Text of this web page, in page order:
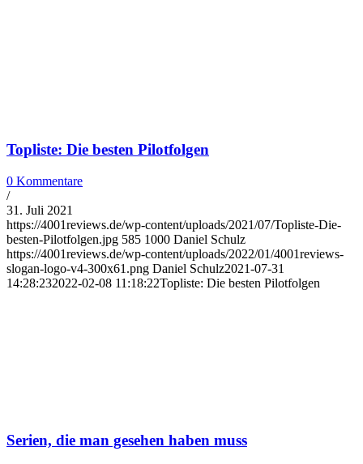
Topliste: Die besten Pilotfolgen
0 Kommentare
/
31. Juli 2021
https://4001reviews.de/wp-content/uploads/2021/07/Topliste-Die-
besten-Pilotfolgen.jpg 585 1000 Daniel Schulz
https://4001reviews.de/wp-content/uploads/2022/01/4001reviews-
slogan-logo-v4-300x61.png Daniel Schulz2021-07-31
14:28:232022-02-08 11:18:22Topliste: Die besten Pilotfolgen
Serien, die man gesehen haben muss